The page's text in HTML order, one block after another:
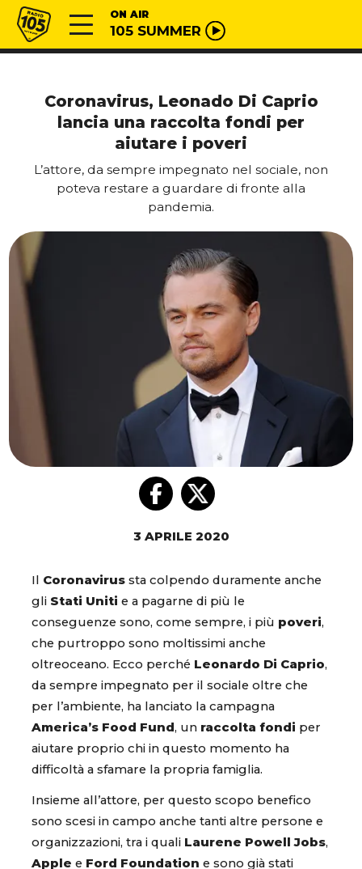
Vai al contenuto
Radio 105 ON AIR
105 SUMMER
Coronavirus, Leonado Di Caprio
lancia una raccolta fondi per
aiutare i poveri
L’attore, da sempre impegnato nel sociale, non
poteva restare a guardare di fronte alla
pandemia.
3 APRILE 2020
Il Coronavirus sta colpendo duramente anche
gli Stati Uniti e a pagarne di più le
conseguenze sono, come sempre, i più poveri,
che purtroppo sono moltissimi anche
oltreoceano. Ecco perché Leonardo Di Caprio,
da sempre impegnato per il sociale oltre che
per l’ambiente, ha lanciato la campagna
America’s Food Fund, un raccolta fondi per
aiutare proprio chi in questo momento ha
difficoltà a sfamare la propria famiglia.
Insieme all’attore, per questo scopo benefico
sono scesi in campo anche tanti altre persone e
organizzazioni, tra i quali Laurene Powell Jobs,
Apple e Ford Foundation e sono già stati